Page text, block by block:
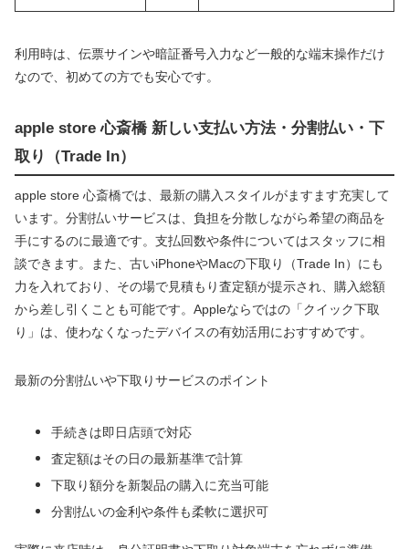
利用時は、伝票サインや暗証番号入力など一般的な端末操作だけ
なので、初めての方でも安心です。
apple store 心斎橋 新しい支払い方法・分割払い・下
取り（Trade In）
apple store 心斎橋では、最新の購入スタイルがますます充実して
います。分割払いサービスは、負担を分散しながら希望の商品を
手にするのに最適です。支払回数や条件についてはスタッフに相
談できます。また、古いiPhoneやMacの下取り（Trade In）にも
力を入れており、その場で見積もり査定額が提示され、購入総額
から差し引くことも可能です。Appleならではの「クイック下取
り」は、使わなくなったデバイスの有効活用におすすめです。
最新の分割払いや下取りサービスのポイント
手続きは即日店頭で対応
査定額はその日の最新基準で計算
下取り額分を新製品の購入に充当可能
分割払いの金利や条件も柔軟に選択可